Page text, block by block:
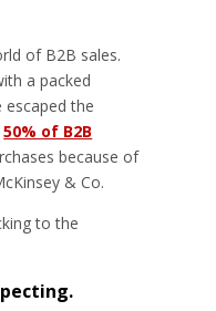
of B2B sales.
a packed
escaped the
50% of B2B
because of
& Co.
to the